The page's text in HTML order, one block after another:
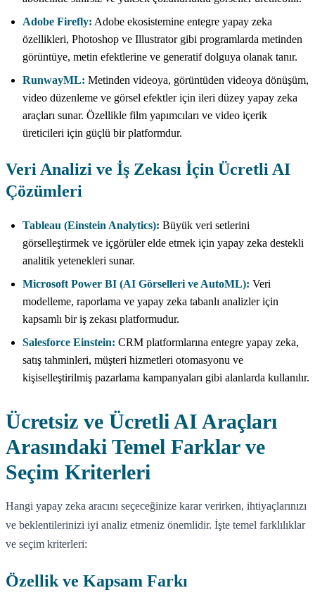
Adobe Firefly: Adobe ekosistemine entegre yapay zeka
özellikleri, Photoshop ve Illustrator gibi programlarda metinden
görüntüye, metin efektlerine ve generatif dolguya olanak tanır.
RunwayML: Metinden videoya, görüntüden videoya dönüşüm,
video düzenleme ve görsel efektler için ileri düzey yapay zeka
araçları sunar. Özellikle film yapımcıları ve video içerik
üreticileri için güçlü bir platformdur.
Veri Analizi ve İş Zekası İçin Ücretli AI
Çözümleri
Tableau (Einstein Analytics): Büyük veri setlerini
görselleştirmek ve içgörüler elde etmek için yapay zeka destekli
analitik yetenekleri sunar.
Microsoft Power BI (AI Görselleri ve AutoML): Veri
modelleme, raporlama ve yapay zeka tabanlı analizler için
kapsamlı bir iş zekası platformudur.
Salesforce Einstein: CRM platformlarına entegre yapay zeka,
satış tahminleri, müşteri hizmetleri otomasyonu ve
kişiselleştirilmiş pazarlama kampanyaları gibi alanlarda kullanılır.
Ücretsiz ve Ücretli AI Araçları
Arasındaki Temel Farklar ve
Seçim Kriterleri
Hangi yapay zeka aracını seçeceğinize karar verirken, ihtiyaçlarınızı
ve beklentilerinizi iyi analiz etmeniz önemlidir. İşte temel farklılıklar
ve seçim kriterleri:
Özellik ve Kapsam Farkı